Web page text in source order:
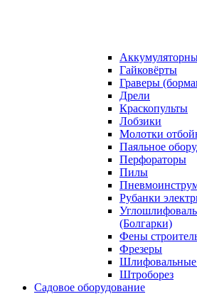
Гайковёрты
Граверы
Дрели
Краскопульты
Лобзики
Молотки
Паяльное
Перфораторы
Пилы
Рубанки
(Болгарки)
Фены
Фрезеры
Штроборез
Садовое оборудование